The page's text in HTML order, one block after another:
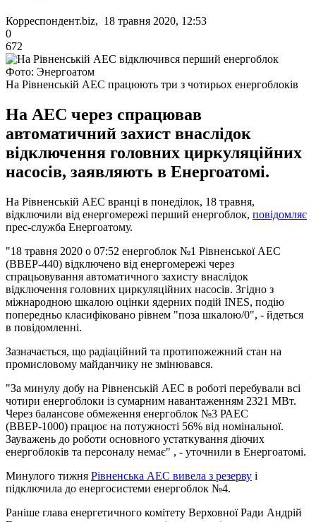
Корреспондент.biz, 18 травня 2020, 12:53
0
672
Фото: Энергоатом
На Рівненській АЕС працюють три з чотирьох енергоблоків
На АЕС через спрацював
автоматичний захист внаслідок
відключення головних циркуляційних
насосів, заявляють в Енергоатомі.
На Рівненській АЕС вранці в понеділок, 18 травня,
відключили від енергомережі перший енергоблок, повідомляє
прес-служба Енергоатому.
"18 травня 2020 о 07:52 енергоблок №1 Рівненської АЕС
(ВВЕР-440) відключено від енергомережі через
спрацьовування автоматичного захисту внаслідок
відключення головних циркуляційних насосів. Згідно з
міжнародною шкалою оцінки ядерних подій INES, подію
попередньо класифіковано рівнем "поза шкалою/0", - йдеться
в повідомленні.
Зазначається, що радіаційний та протипожежний стан на
промисловому майданчику не змінювався.
"За минулу добу на Рівненській АЕС в роботі перебували всі
чотири енергоблоки із сумарним навантаженням 2321 МВт.
Через балансове обмеження енергоблок №3 РАЕС
(ВВЕР-1000) працює на потужності 56% від номінальної.
Зауважень до роботи основного устаткування діючих
енергоблоків та персоналу немає" , - уточнили в Енергоатомі.
Минулого тижня Рівненська АЕС вивела з резерву і
підключила до енергосистеми енергоблок №4.
Раніше глава енергетичного комітету Верховної Ради Андрій